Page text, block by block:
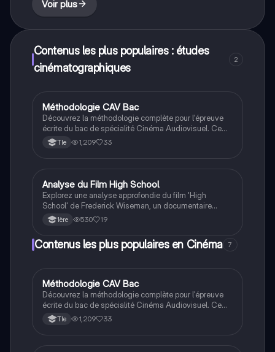
performance lors de l'épreuve.
Voir plus
Contenus les plus populaires : études
cinématographiques
2
Cinéma
Méthodologie CAV Bac
Découvrez la méthodologie complète pour l'épreuve
écrite du bac de spécialité Cinéma Audiovisuel. Ce
guide aborde les deux parties de l'examen, incluant
l'analyse d'extraits de films, la réécriture créative, et
d'analyse cinématographique et améliorer leur
performance lors de l'épreuve.
Tle 1,209 33
Cinéma
Analyse du Film High School
Explorez une analyse approfondie du film 'High
School' de Frederick Wiseman, un documentaire
marquant sur la vie dans un lycée américain en 1968.
Cette fiche de révision aborde les techniques de
événements politiques, et la représentation de
1ère 530 19
Contenus les plus populaires en Cinéma 7
Cinéma
Méthodologie CAV Bac
Découvrez la méthodologie complète pour l'épreuve
écrite du bac de spécialité Cinéma Audiovisuel. Ce
guide aborde les deux parties de l'examen, incluant
l'analyse d'extraits de films, la réécriture créative, et
Tle 1,209 33